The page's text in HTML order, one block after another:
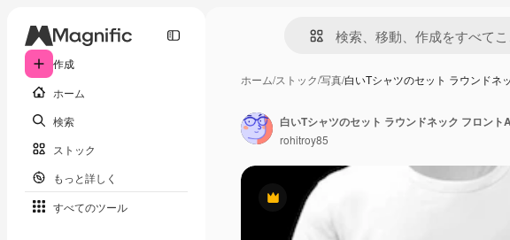
作成
ホーム
検索
ストック
もっと詳しく
すべてのツール
ホーム/ストック/写真/白いTシャツのセット ラウンドネ
Premium
白いTシャツのセット ラウンドネック フロント
rohitroy85